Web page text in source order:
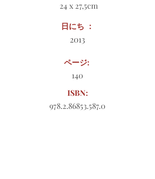
24 x 27,5cm
日にち ：
2013
ページ:
140
ISBN:
978.2.86853.587.0